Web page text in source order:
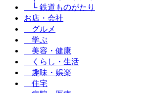
└ 鉄道ものがたり
お店・会社
グルメ
学ぶ
美容・健康
くらし・生活
趣味・娯楽
住宅